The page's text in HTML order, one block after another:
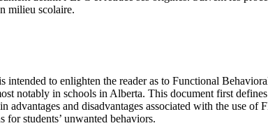
milieu scolaire.
intended to enlighten the reader as to Functional
notably in schools in Alberta. This document first
advantages and disadvantages associated with the use
for students’ unwanted behaviors.